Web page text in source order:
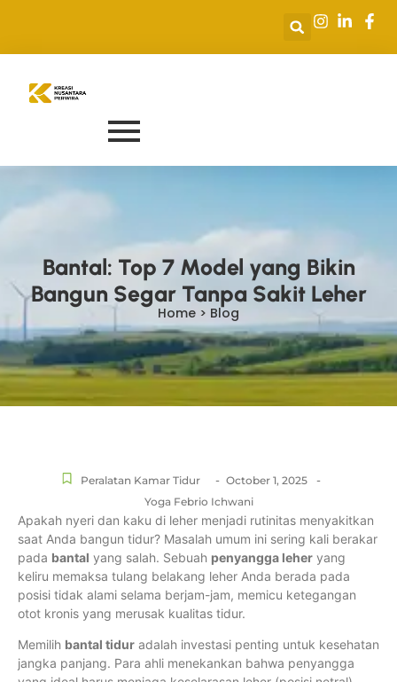
Bantal: Top 7 Model yang Bikin
Bangun Segar Tanpa Sakit Leher
Home > Blog
Peralatan Kamar Tidur - October 1, 2025 -
Yoga Febrio Ichwani
Apakah nyeri dan kaku di leher menjadi rutinitas menyakitkan
saat Anda bangun tidur? Masalah umum ini sering kali berakar
pada bantal yang salah. Sebuah penyangga leher yang
keliru memaksa tulang belakang leher Anda berada pada
posisi tidak alami selama berjam-jam, memicu ketegangan
otot kronis yang merusak kualitas tidur.
Memilih bantal tidur adalah investasi penting untuk kesehatan
jangka panjang. Para ahli menekankan bahwa penyangga